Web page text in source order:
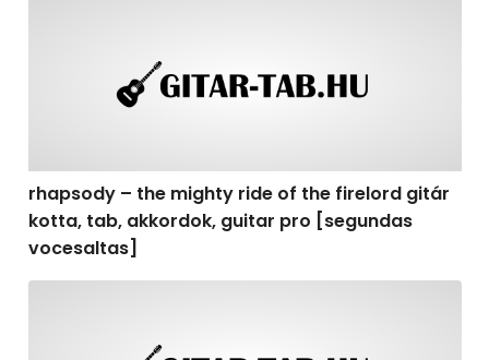
rhapsody – the mighty ride of the firelord gitár
kotta, tab, akkordok, guitar pro [segundas
vocesaltas]